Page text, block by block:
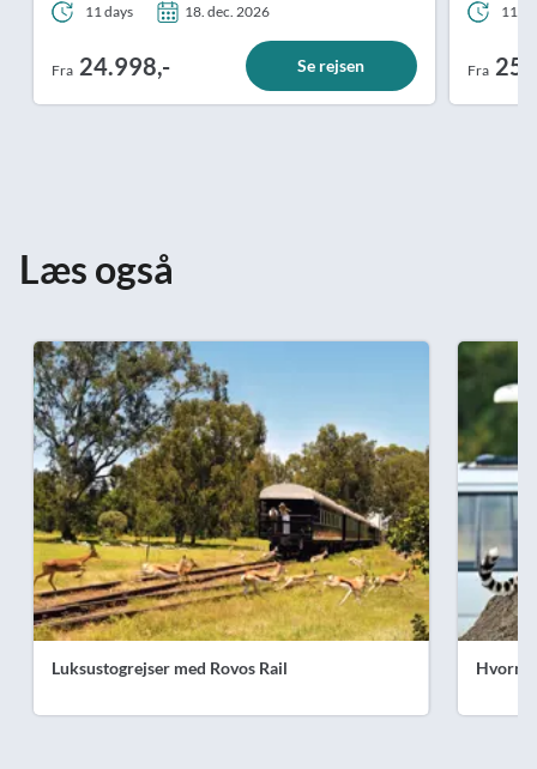
11 days 18. dec. 2026
Fra 24.998,- Se rejsen
11
Fra
Læs også
Luksustogrejser med Rovos Rail